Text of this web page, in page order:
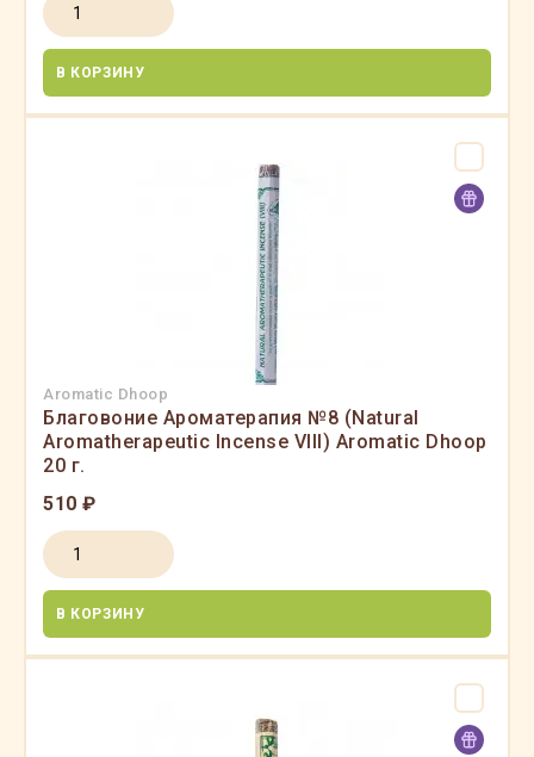
В КОРЗИНУ
Aromatic Dhoop
Благовоние Ароматерапия №8 (Natural
Aromatherapeutic Incense VIII) Aromatic Dhoop
20 г.
510 ₽
В КОРЗИНУ